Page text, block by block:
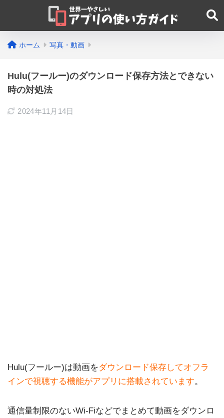
ホーム 写真・動画
Hulu(フールー)のダウンロード保存方法とできない
時の対処法
2024年11月14日
Hulu(フールー)は動画をダウンロード保存してオフラ
インで視聴する機能がアプリに搭載されています。
通信量制限のないWi-Fiなどでまとめて動画をダウンロ